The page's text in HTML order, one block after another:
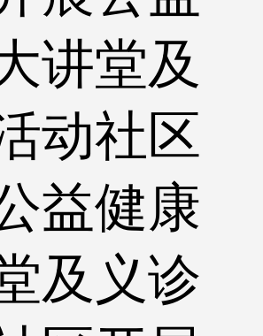
讲堂及
动社区
益健康
及义诊